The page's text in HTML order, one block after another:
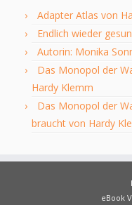
Adapter Atlas von
Endlich wieder
Autorin: Monika
Das Monopol der
Hardy Klemm
Das Monopol der
braucht von Hardy
eBook